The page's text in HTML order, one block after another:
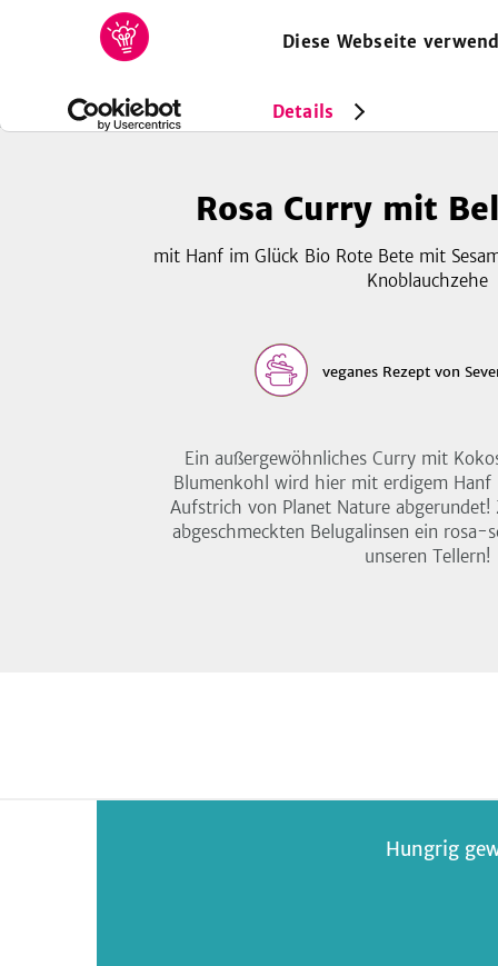
Diese Webseite
Details
REZEPTE SAMMLUNGEN MAGAZIN
Rezepte Vegan Rosa Curry mit Belugalinsen
Rosa Curry mit
mit Hanf im Glück Bio Rote Bete mit
Knoblauchzehe
veganes Rezeptvon
Ein außergewöhnliches Curry mit
Blumenkohl wird hier mit erdigem Hanf
Aufstrich von Planet Nature
abgeschmeckten Belugalinsen ein rosa-
unseren Tellern!
Hungrig